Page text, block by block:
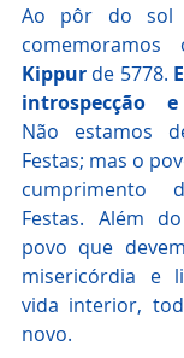
Ao pôr do sol
Kippur de 5778.
Não estamos
Festas; mas o
cumprimento
Festas. Além
povo que
misericórdia e
vida interior,
novo.